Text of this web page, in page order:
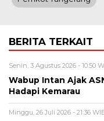
BERITA TERKAIT
Senin, 3 Agustus 2026 - 10:50
Wabup Intan Ajak
Hadapi Kemarau
Minggu, 26 Juli 2026 - 21:36